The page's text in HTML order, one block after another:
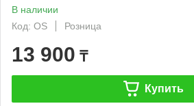
В наличии
Код: OS
Розница
13 900 ₸
Купить